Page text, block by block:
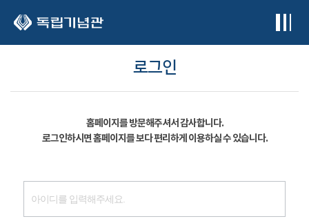
로그인
홈페이지를 방문해주셔서 감사합니다.
로그인하시면 홈페이지를 보다 편리하게 이용하실 수 있습니다.